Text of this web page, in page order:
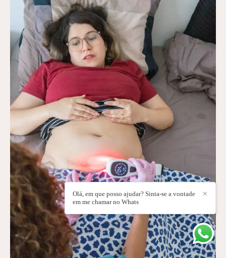
✕
Olá, em que posso ajudar? Sinta-se a vontade
em me chamar no Whats